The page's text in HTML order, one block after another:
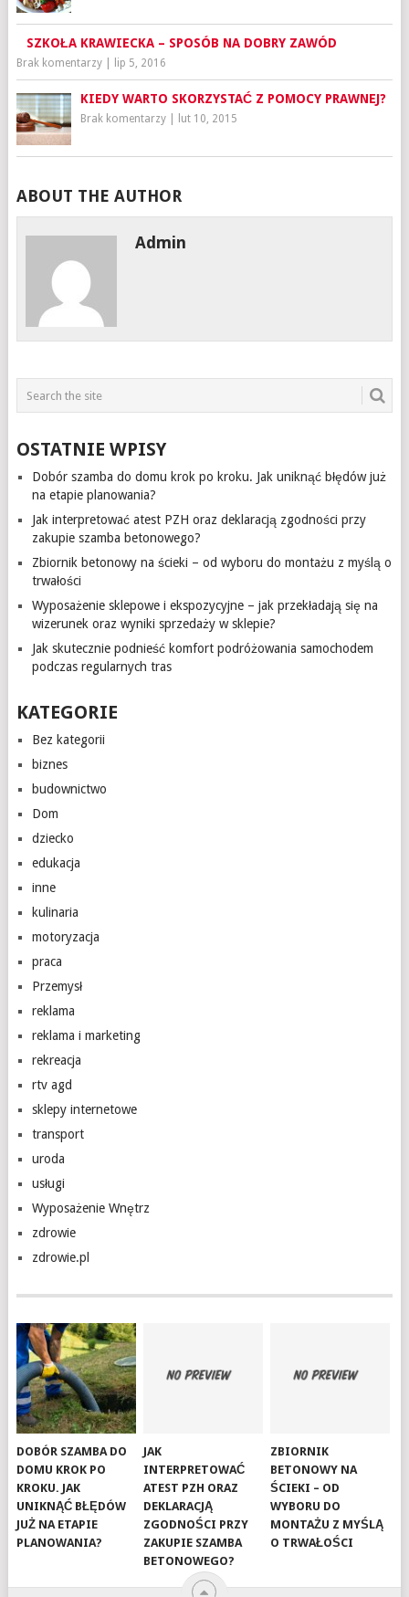
SZKOŁA KRAWIECKA – SPOSÓB NA DOBRY ZAWÓD
Brak komentarzy| lip 5, 2016
KIEDY WARTO SKORZYSTAĆ Z POMOCY PRAWNEJ?
Brak komentarzy| lut 10, 2015
ABOUT THE AUTHOR
Admin
OSTATNIE WPISY
Dobór szamba do domu krok po kroku. Jak uniknąć błędów już
na etapie planowania?
Jak interpretować atest PZH oraz deklaracją zgodności przy
zakupie szamba betonowego?
Zbiornik betonowy na ścieki – od wyboru do montażu z myślą o
trwałości
Wyposażenie sklepowe i ekspozycyjne – jak przekładają się na
wizerunek oraz wyniki sprzedaży w sklepie?
Jak skutecznie podnieść komfort podróżowania samochodem
podczas regularnych tras
KATEGORIE
Bez kategorii
biznes
budownictwo
Dom
dziecko
edukacja
inne
kulinaria
motoryzacja
praca
Przemysł
reklama
reklama i marketing
rekreacja
rtv agd
sklepy internetowe
transport
uroda
usługi
Wyposażenie Wnętrz
zdrowie
zdrowie.pl
DOBÓR SZAMBA DO
DOMU KROK PO
KROKU. JAK
UNIKNĄĆ BŁĘDÓW
JUŻ NA ETAPIE
PLANOWANIA?
JAK
INTERPRETOWAĆ
ATEST PZH ORAZ
DEKLARACJĄ
ZGODNOŚCI PRZY
ZAKUPIE SZAMBA
BETONOWEGO?
ZBIORNIK
BETONOWY NA
ŚCIEKI – OD
WYBORU DO
MONTAŻU Z MYŚLĄ
O TRWAŁOŚCI